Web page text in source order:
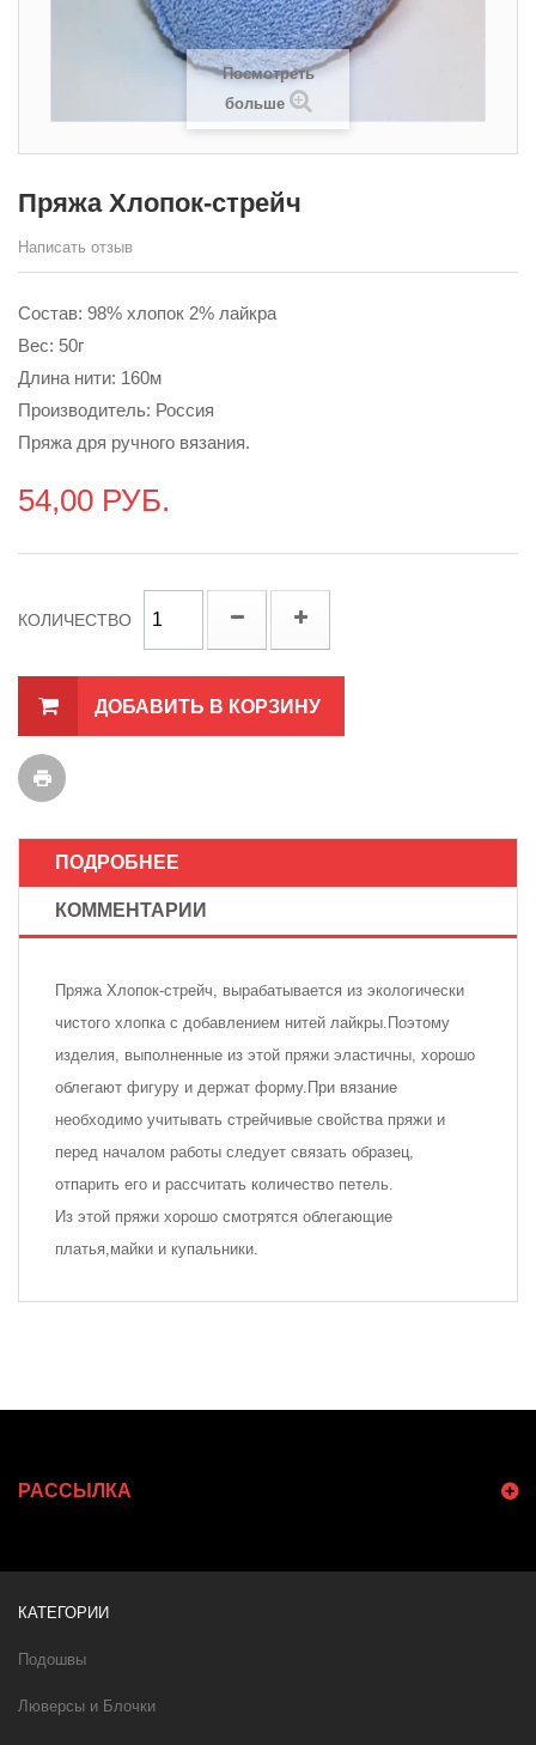
Посмотреть
больше
Пряжа Хлопок-стрейч
Написать отзыв
Состав: 98% хлопок 2% лайкра
Вес: 50г
Длина нити: 160м
Производитель: Россия
Пряжа дря ручного вязания.
54,00 РУБ.
КОЛИЧЕСТВО
ДОБАВИТЬ В КОРЗИНУ
ПОДРОБНЕЕ
КОММЕНТАРИИ
Пряжа Хлопок-стрейч, вырабатывается из экологически
чистого хлопка с добавлением нитей лайкры.Поэтому
изделия, выполненные из этой пряжи эластичны, хорошо
облегают фигуру и держат форму.При вязание
необходимо учитывать стрейчивые свойства пряжи и
перед началом работы следует связать образец,
отпарить его и рассчитать количество петель.
Из этой пряжи хорошо смотрятся облегающие
платья,майки и купальники.
РАССЫЛКА
КАТЕГОРИИ
Подошвы
Люверсы и Блочки